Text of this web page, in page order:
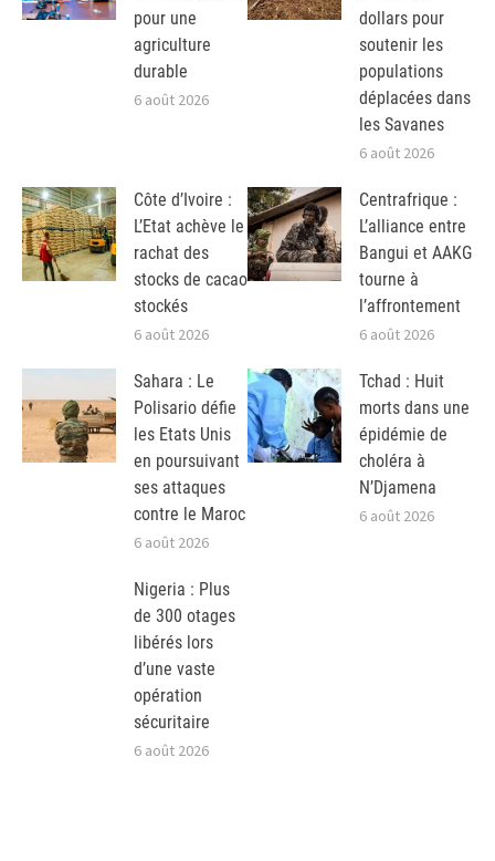
pour une
agriculture
durable
6 août 2026
dollars pour
soutenir les
populations
déplacées dans
les Savanes
6 août 2026
Côte d’Ivoire :
L’Etat achève le
rachat des
stocks de cacao
stockés
6 août 2026
Centrafrique :
L’alliance entre
Bangui et AAKG
tourne à
l’affrontement
6 août 2026
Sahara : Le
Polisario défie
les Etats Unis
en poursuivant
ses attaques
contre le Maroc
6 août 2026
Tchad : Huit
morts dans une
épidémie de
choléra à
N’Djamena
6 août 2026
Nigeria : Plus
de 300 otages
libérés lors
d’une vaste
opération
sécuritaire
6 août 2026